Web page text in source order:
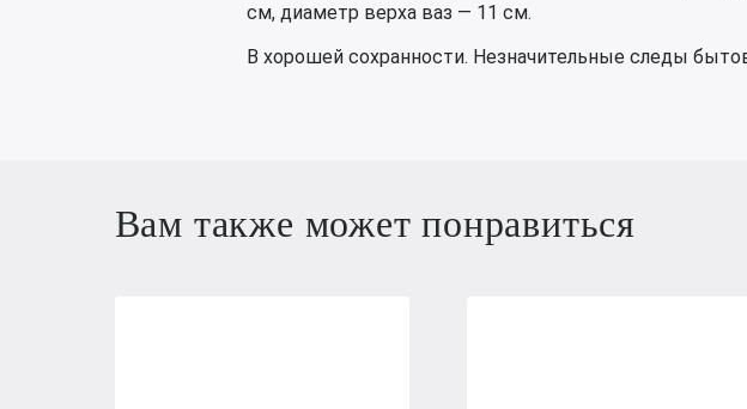
см, диаметр верха ваз — 11 см.
В хорошей сохранности. Незначительные следы
Вам также может понравиться